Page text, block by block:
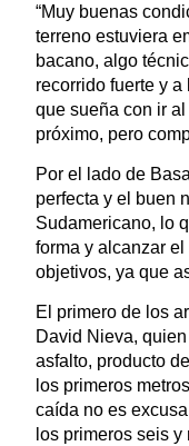
“Muy buenas
terreno estuviera
bacano, algo
recorrido fuerte y
que sueña con ir
próximo, pero
Por el lado de
perfecta y el buen
Sudamericano, lo
forma y alcanzar
objetivos, ya que
El primero de los
David Nieva,
asfalto, producto
los primeros
caída no es
los primeros seis